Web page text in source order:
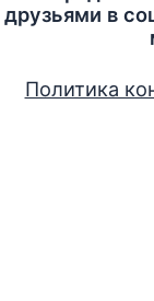
друзьями в
Политика